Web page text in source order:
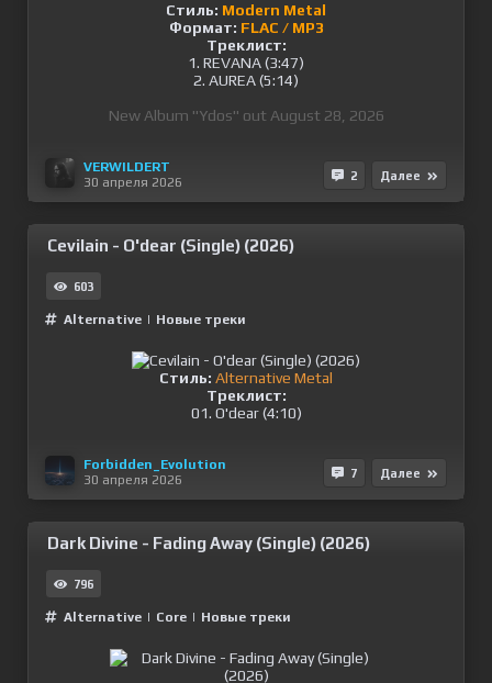
Стиль: Modern Metal
Формат: FLAC / MP3
Треклист:
1. REVANA (3:47)
2. AUREA (5:14)
New Album "Ydos" out August 28, 2026
VERWILDERT
30 апреля 2026
2 Далее
Cevilain - O'dear (Single) (2026)
603
Alternative | Новые треки
Стиль: Alternative Metal
Треклист:
01. O'dear (4:10)
Forbidden_Evolution
30 апреля 2026
7 Далее
Dark Divine - Fading Away (Single) (2026)
796
Alternative | Сore | Новые треки